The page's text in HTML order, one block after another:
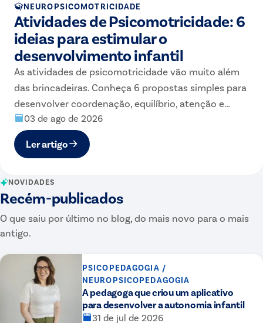
NEUROPSICOMOTRICIDADE
Atividades de Psicomotricidade: 6
ideias para estimular o
desenvolvimento infantil
As atividades de psicomotricidade vão muito além
das brincadeiras. Conheça 6 propostas simples para
desenvolver coordenação, equilíbrio, atenção e
habilidades essenciais para a aprendizagem na
Educação Infantil.
03 de ago de 2026
Ler artigo
NOVIDADES
Recém-publicados
O que saiu por último no blog, do mais novo para o mais
antigo.
PSICOPEDAGOGIA /
NEUROPSICOPEDAGOGIA
A pedagoga que criou um aplicativo
para desenvolver a autonomia infantil
31 de jul de 2026